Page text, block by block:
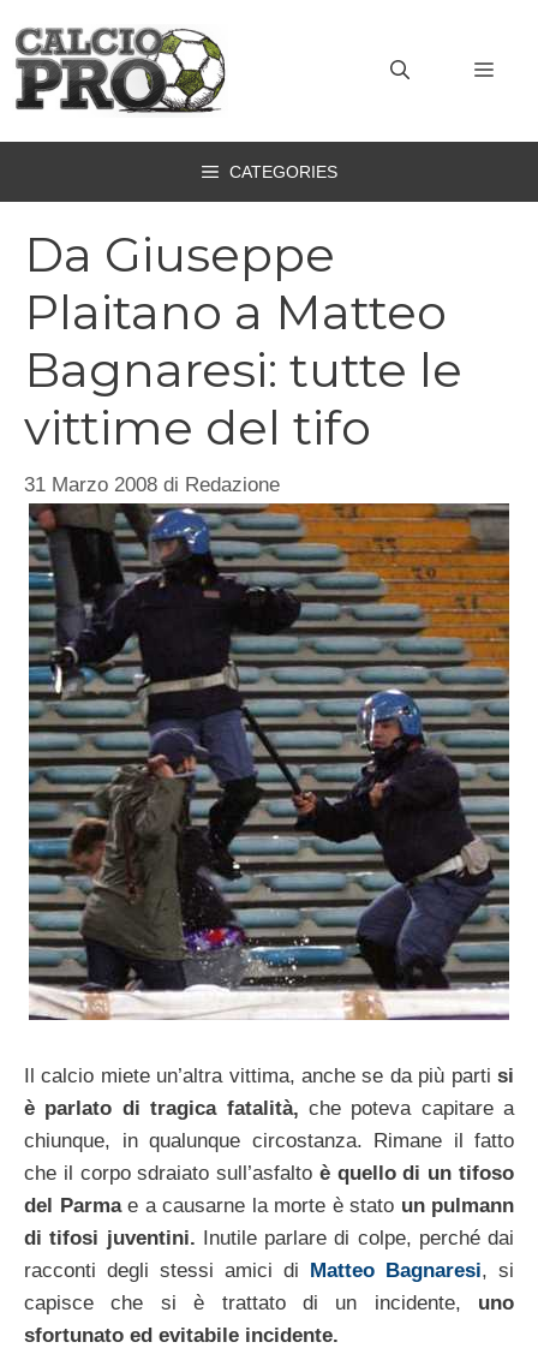
contenuto
CATEGORIES
Da Giuseppe
Plaitano a Matteo
Bagnaresi: tutte le
vittime del tifo
31 Marzo 2008 di Redazione
Il calcio miete un’altra vittima, anche se da più parti si
è parlato di tragica fatalità, che poteva capitare a
chiunque, in qualunque circostanza. Rimane il fatto
che il corpo sdraiato sull’asfalto è quello di un tifoso
del Parma e a causarne la morte è stato un pulmann
di tifosi juventini. Inutile parlare di colpe, perché dai
racconti degli stessi amici di Matteo Bagnaresi, si
capisce che si è trattato di un incidente, uno
sfortunato ed evitabile incidente.